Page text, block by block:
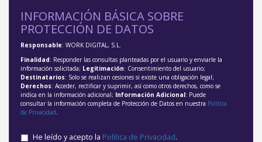
INFORMACIÓN BÁSICA SOBRE
PROTECCIÓN DE DATOS
Responsable: WORK DIGITAL, S.L.
Finalidad: Responder las consultas planteadas por el usuario y enviarle la
información solicitada; Legitimación: Consentimiento del usuario;
Destinatarios: Solo se realizan cesiones si existe una obligación legal;
Derechos: Acceder, rectificar y suprimir, así como otros derechos, como se
indica en la información adicional; Información Adicional: Puede
consultar la información completa de Protección de Datos en nuestra Política
de Privacidad.
He leído y acepto la Política de Privacidad.